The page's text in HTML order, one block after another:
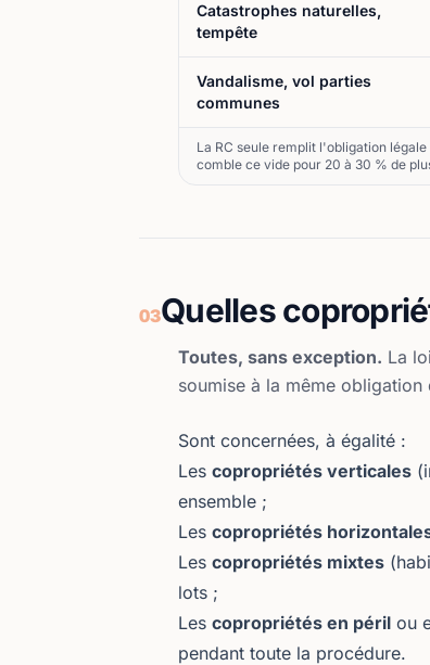
Catastrophes naturelles,
tempête
Vandalisme, vol parties
communes
La RC seule remplit l'obligation
comble ce vide pour 20 à 30 % de
03Quelles
Toutes, sans exception. La
soumise à la même
Sont concernées, à égalité :
Les copropriétés verticales
ensemble ;
Les copropriétés
Les copropriétés mixtes
lots ;
Les copropriétés en péril ou
pendant toute la procédure.